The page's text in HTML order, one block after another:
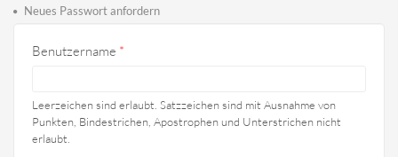
Neues Passwort anfordern
Benutzername *
Leerzeichen sind erlaubt. Satzzeichen sind mit Ausnahme von
Punkten, Bindestrichen, Apostrophen und Unterstrichen nicht
erlaubt.